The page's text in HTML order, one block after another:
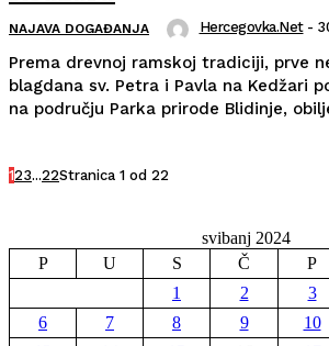
NAJAVA DOGAĐANJA Hercegovka.net -
Prema drevnoj ramskoj tradiciji, prve
blagdana sv. Petra i Pavla na Kedžari
na području Parka prirode Blidinje,
123...22Stranica 1 od 22
svibanj 2024
P
U S Č P
1
2 3
6
7 8 9 10